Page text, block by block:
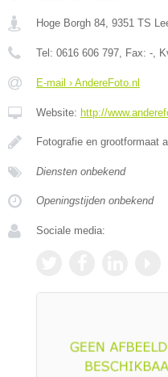
Hoge Borgh 84, 9351 TS
Tel: 0616 606 797, Fax: -,
E-mail › AndereFoto.nl
Website: http://
Fotografie en grootformaat
Diensten onbekend
Openingstijden onbekend
Sociale media: